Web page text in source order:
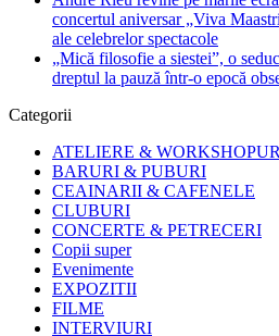
concertul aniversar „Viva
ale celebrelor spectacole
„Mică filosofie a siestei”, o
dreptul la pauză într-o epocă
Categorii
ATELIERE &
BARURI & PUBURI
CEAINARII & CAFENELE
CLUBURI
CONCERTE & PETRECERI
Copii super
Evenimente
EXPOZITII
FILME
INTERVIURI